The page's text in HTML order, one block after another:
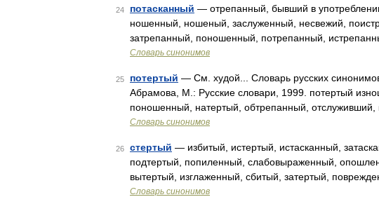
24 потасканный — отрепанный, бывший в
ношенный, ношеный, заслуженный, несвежий,
затрепанный, поношенный, потрепанный,
Словарь синонимов
25 потертый — См. худой... Словарь русских
Абрамова, М.: Русские словари, 1999. потертый
поношенный, натертый, обтрепанный, отслуживший,
Словарь синонимов
26 стертый — избитый, истертый, истасканный,
подтертый, попиленный, слабовыраженный,
вытертый, изглаженный, сбитый, затертый,
Словарь синонимов